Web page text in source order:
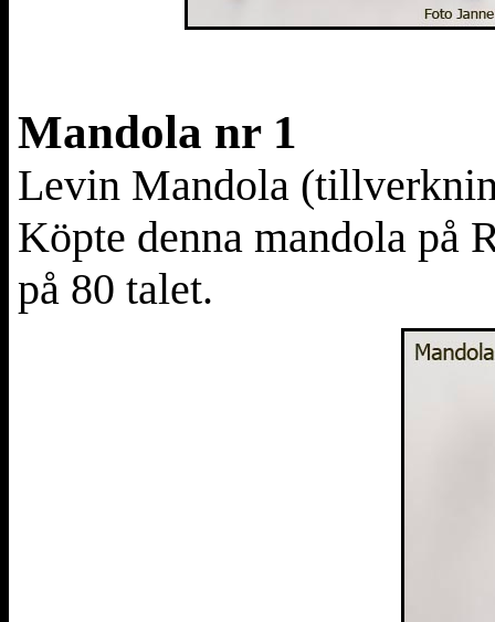
Mandola nr 1
Levin Mandola (t
Köpte denna mandola på
på 80 talet.